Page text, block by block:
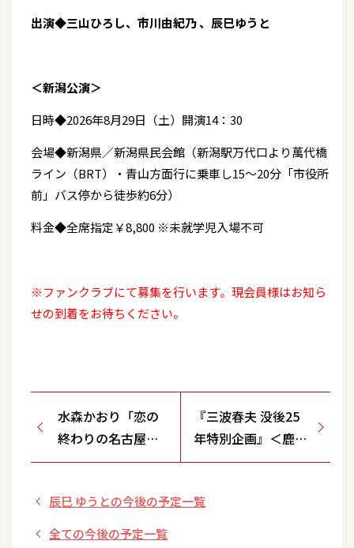
出演◆三山ひろし、市川由紀乃 、辰巳ゆうと
＜新潟公演＞
日時◆2026年8月29日（土）開演14：30
会場◆新潟県／新潟県民会館（新潟駅万代口より萬代橋
ライン（BRT）・青山方面行に乗車し15～20分「市役所
前」バス停から徒歩約6分）
料金◆全席指定￥8,800 ※未就学児入場不可
※ファンクラブにて募集を行います。現会員様はお知ら
せの到着をお待ちください。
水森かおり「恋の
終わりの名古屋に
ひとり」発売記念
ベント＆特典会＜
福岡県/ミュージッ
『三波春夫 没後25
年特別企画』＜鹿児
島公演＞
辰巳 ゆうとの今後の予定一覧
全ての今後の予定一覧